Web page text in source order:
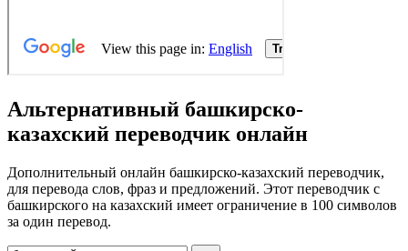
Альтернативный башкирско-
казахский переводчик онлайн
Дополнительный онлайн башкирско-казахский переводчик,
для перевода слов, фраз и предложений. Этот переводчик с
башкирского на казахский имеет ограничение в 100 символов
за один перевод.